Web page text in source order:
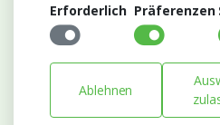
Bleiben Sie auf dem Laufenden
Entwicklungen von
Erforderlich Präferenzen
Ablehnen